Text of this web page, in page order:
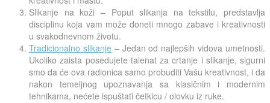
Slikanje na koži – Poput slikanja na tekstilu, predstavlja
disciplinu koja vam može doneti mnogo zabave i kreativnosti
u svakodnevnom životu.
Tradicionalno slikanje – Jedan od najlepših vidova umetnosti.
Ukoliko zaista posedujete talenat za crtanje i slikanje, sigurni
smo da će ova radionica samo probuditi Vašu kreativnost, i da
nakon temeljnog upoznavanja sa klasičnim i modernim
tehnikama, nećete ispuštati četkicu / olovku iz ruke.